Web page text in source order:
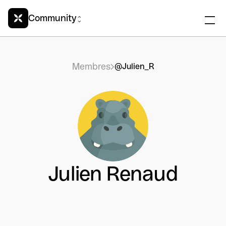
Community
Membres @Julien_R
Julien Renaud